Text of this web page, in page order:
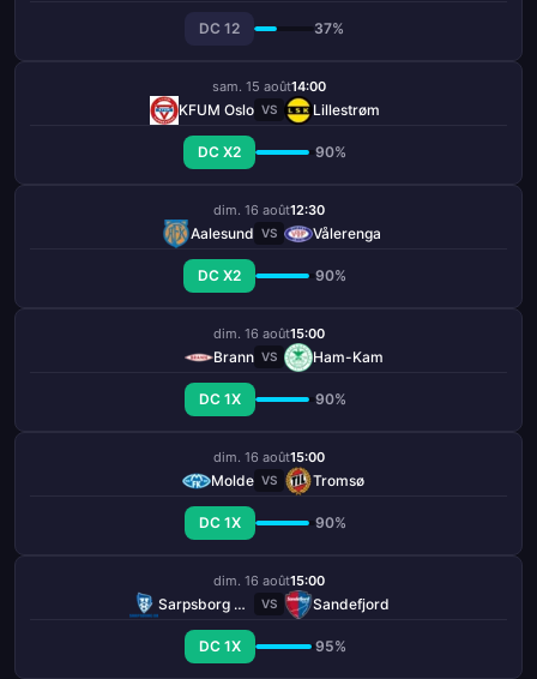
DC 12 37%
sam. 15 août14:00
KFUM Oslo VS Lillestrøm
DC X2 90%
dim. 16 août12:30
Aalesund VS Vålerenga
DC X2 90%
dim. 16 août15:00
Brann VS Ham-Kam
DC 1X 90%
dim. 16 août15:00
Molde VS Tromsø
DC 1X 90%
dim. 16 août15:00
Sarpsborg 08 FF VS Sandefjord
DC 1X 95%